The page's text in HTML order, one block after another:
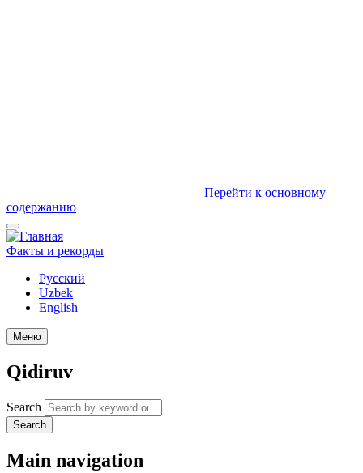
Перейти к основному
содержанию
Факты и рекорды
Русский
Uzbek
English
Меню
Qidiruv
Search
Search
Main navigation